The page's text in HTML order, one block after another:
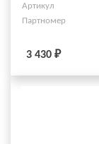
Артикул
Партномер
3 430 ₽